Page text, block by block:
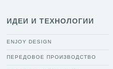
ИДЕИ И ТЕХНОЛОГИИ
ENJOY DESIGN
ПЕРЕДОВОЕ ПРОИЗВОДСТВО